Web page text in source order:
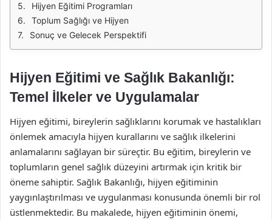
Hijyen Eğitimi Programları
Toplum Sağlığı ve Hijyen
Sonuç ve Gelecek Perspektifi
Hijyen Eğitimi ve Sağlık Bakanlığı:
Temel İlkeler ve Uygulamalar
Hijyen eğitimi, bireylerin sağlıklarını korumak ve hastalıkları
önlemek amacıyla hijyen kurallarını ve sağlık ilkelerini
anlamalarını sağlayan bir süreçtir. Bu eğitim, bireylerin ve
toplumların genel sağlık düzeyini artırmak için kritik bir
öneme sahiptir. Sağlık Bakanlığı, hijyen eğitiminin
yaygınlaştırılması ve uygulanması konusunda önemli bir rol
üstlenmektedir. Bu makalede, hijyen eğitiminin önemi,